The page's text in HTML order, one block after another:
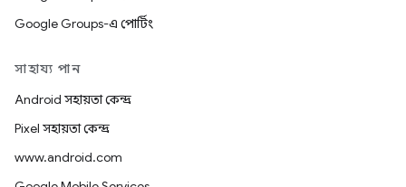
Google Groups-এ পোর্টিং
সাহায্য পান
Android সহায়তা কেন্দ্র
Pixel সহায়তা কেন্দ্র
www.android.com